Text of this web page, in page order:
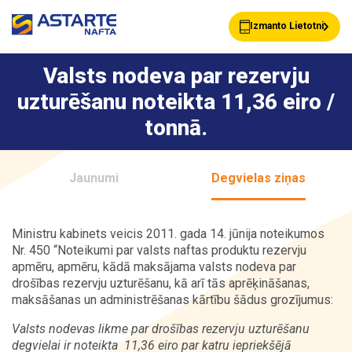
Izmanto Lietotni
Akcijas Jaunumi
Uzpildes stacijas Klientu Kartes
Pakalpojumi Astarte Bizness
Valsts nodeva par rezervju
uzturēšanu noteikta 11,36 eiro /
tonnā.
Jaunumi Degvielas ziņas
Ministru kabinets veicis 2011. gada 14. jūnija noteikumos
Nr. 450 “Noteikumi par valsts naftas produktu rezervju
apmēru, apmēru, kādā maksājama valsts nodeva par
drošības rezervju uzturēšanu, kā arī tās aprēķināšanas,
maksāšanas un administrēšanas kārtību šādus grozījumus:
Valsts nodevas likme par drošības rezervju uzturēšanu
degvielai ir noteikta 11,36 eiro par katru iepriekšējā